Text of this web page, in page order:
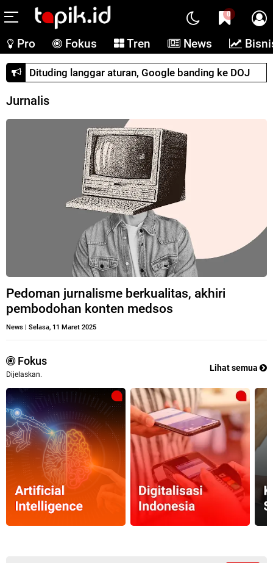
0
Pro Fokus Tren News
Dituding langgar aturan, Google banding ke DOJ
Jurnalis
Pedoman jurnalisme berkualitas, akhiri
pembodohan konten medsos
News | Selasa, 11 Maret 2025
Fokus
Dijelaskan.
Lihat semua